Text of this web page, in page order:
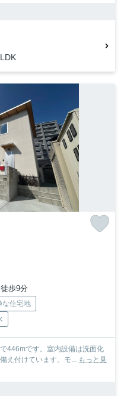
歩9分
な住宅地
446mです。室内設備は洗面化
え付けています。モ... もっと見